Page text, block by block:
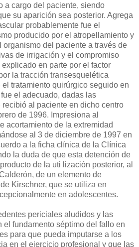
a cargo del paciente, siendo
su aparición sea posterior. Agrega
probablemente fue el
producido por el atropellamiento y
organismo del paciente a través de
de irrigación y el compromiso
en parte por el factor
la tracción transesquelética
tratamiento quirúrgico seguido en
el adecuado, dadas las
al paciente en dicho centro
de 1996. Impresiona al
acortamiento de la extremidad
al 3 de diciembre de 1997 en
a la ficha clínica de la Clínica
la duda de que esta detención de
de la uti lización posterior, al
de un elemento de
Kirschner, que se utiliza en
en adolescentes.
periciales aludidos y las
el fundamento séptimo del fallo en
para que pueda imputarse a los
en el ejercicio profesional y que las